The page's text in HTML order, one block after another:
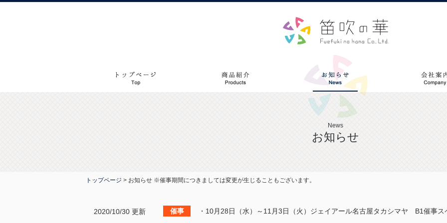
News
お知らせ
トップページ > お知らせ ※催事期間につきましては変更が生じることもございます。
2020/10/30 更新 ・10月28日（水）～11月3日（火）ジェイアール名古屋タカシマヤ B1催事ス